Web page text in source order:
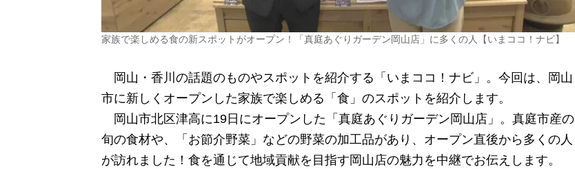
家族で楽しめる食の新スポットがオープン！「真庭あぐりガーデン岡山店」に多くの人【いまココ！ナビ】
岡山・香川の話題のものやスポットを紹介する「いまココ！ナビ」。今回は、岡山
市に新しくオープンした家族で楽しめる「食」のスポットを紹介します。
岡山市北区津高に19日にオープンした「真庭あぐりガーデン岡山店」。真庭市産の
旬の食材や、「お節介野菜」などの野菜の加工品があり、オープン直後から多くの人
が訪れました！食を通じて地域貢献を目指す岡山店の魅力を中継でお伝えします。